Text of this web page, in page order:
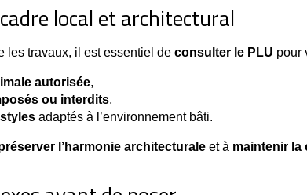
local et architectural
les travaux, il est essentiel de consulter le PLU pour
autorisée,
ou interdits,
adaptés à l’environnement bâti.
l’harmonie architecturale et à maintenir la